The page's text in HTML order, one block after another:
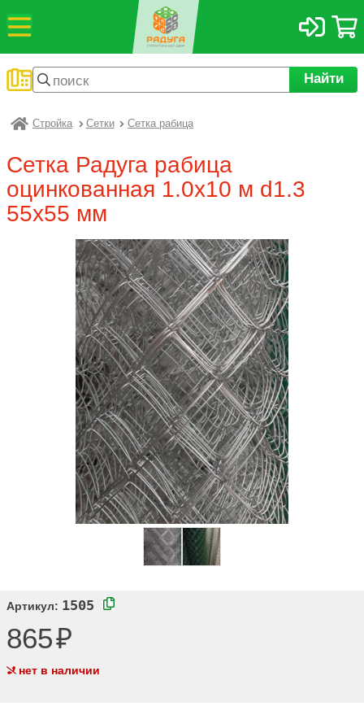
Найти
Радуга
Стройка Сетки Сетка рабица
Сетка Радуга рабица
оцинкованная 1.0х10 м d1.3
55х55 мм
Артикул: 1505
865
нет в наличии